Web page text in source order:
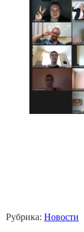
Рубрика: Новости